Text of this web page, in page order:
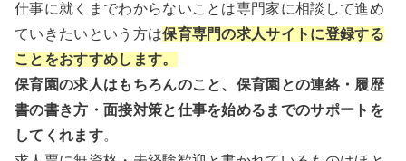
仕事に就くまでわからないことは専門家に相談して進め
ていきたいという方は保育専門の求人サイトに登録する
ことをおすすめします。
保育園の求人はもちろんのこと、保育園との連絡・履歴
書の書き方・面接対策と仕事を始めるまでのサポートを
してくれます。